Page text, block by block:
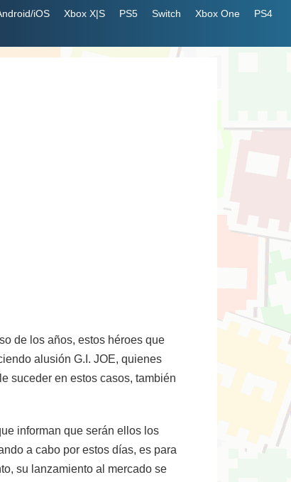
iOS Xbox X|S PS5 Switch Xbox One
PS4
de los años, estos héroes que
alusión G.I. JOE, quienes
suceder en estos casos, también
informan que serán ellos los
a cabo por estos días, es para
su lanzamiento al mercado se